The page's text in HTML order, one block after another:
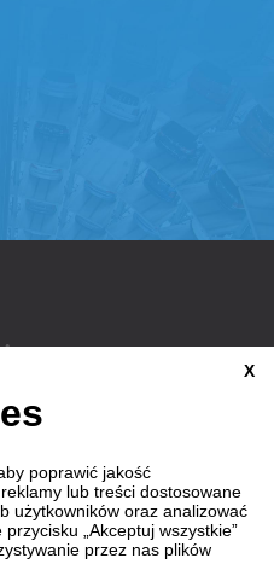
X
poprawić jakość
lub treści dostosowane
użytkowników oraz analizować
„Akceptuj wszystkie”
przez nas plików